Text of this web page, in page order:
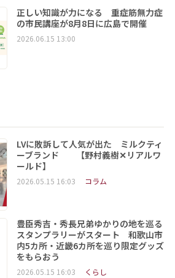
正しい知識が力になる 重症筋無力症
の市民講座が8月8日に広島で開催
2026.06.15 13:00
LVに敗訴して人気が出た ミルクティ
ーブランド 【野村義樹✕リアルワ
ールド】
2026.05.15 16:03 コラム
豊臣秀吉・秀長兄弟ゆかりの地を巡る
スタンプラリーがスタート 和歌山市
内5カ所・近畿6カ所を巡り限定グッズ
をもらおう
2026.05.15 16:03 くらし